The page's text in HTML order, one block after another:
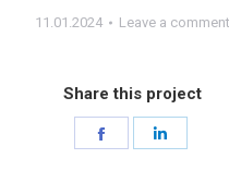
11.01.2024 Leave a comment
Share this project